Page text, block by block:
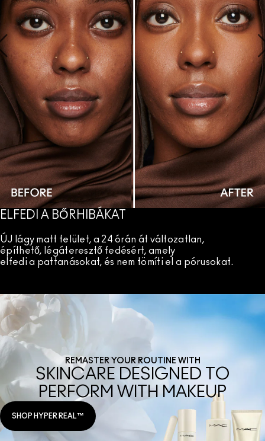
ELFEDI A BŐRHIBÁKAT
ÚJ lágy matt felület, a 24 órán át változatlan,
építhető, légáteresztő fedésért, amely
elfedi a pattanásokat, és nem tömíti el a pórusokat.
REMASTER YOUR ROUTINE WITH
SKINCARE DESIGNED TO
PERFORM WITH MAKEUP
SHOP HYPER REAL™